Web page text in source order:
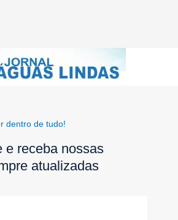
dentro de tudo!
e receba nossas
atualizadas